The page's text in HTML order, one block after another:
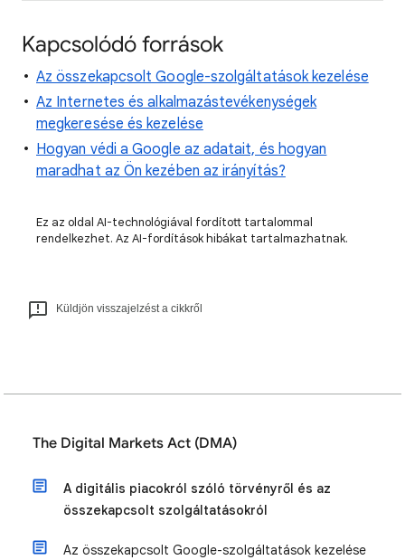
Kapcsolódó források
Az összekapcsolt Google-szolgáltatások kezelése
Az Internetes és alkalmazástevékenységek
megkeresése és kezelése
Hogyan védi a Google az adatait, és hogyan
maradhat az Ön kezében az irányítás?
Ez az oldal AI-technológiával fordított tartalommal
rendelkezhet. Az AI-fordítások hibákat tartalmazhatnak.
Küldjön visszajelzést a cikkről
The Digital Markets Act (DMA)
A digitális piacokról szóló törvényről és az
összekapcsolt szolgáltatásokról
Az összekapcsolt Google-szolgáltatások kezelése